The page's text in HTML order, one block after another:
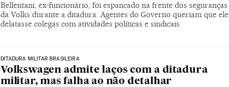
Bellentani, ex-funcionário, foi espancado na frente dos seguranças
da Volks durante a ditadura. Agentes do Governo queriam que ele
delatasse colegas com atividades políticas e sindicais
DITADURA MILITAR BRASILEIRA
Volkswagen admite laços com a ditadura
militar, mas falha ao não detalhar